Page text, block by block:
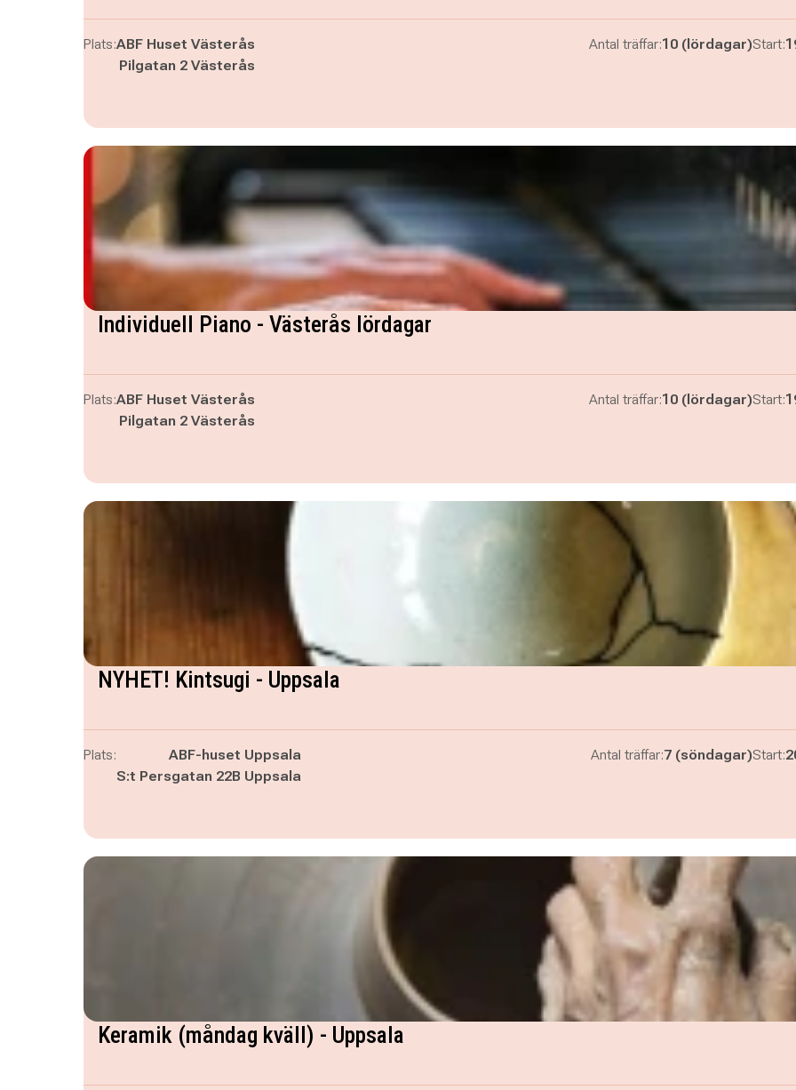
Plats:ABF Huset Västerås
Pilgatan 2 Västerås
Antal träffar:10 (lördagar)Start:
Individuell Piano - Västerås lördagar
Plats:ABF Huset Västerås
Pilgatan 2 Västerås
Antal träffar:10 (lördagar)Start:
NYHET! Kintsugi - Uppsala
Plats:
ABF-huset Uppsala
S:t Persgatan 22B Uppsala
Antal träffar:7 (söndagar)Start:
Keramik (måndag kväll) - Uppsala